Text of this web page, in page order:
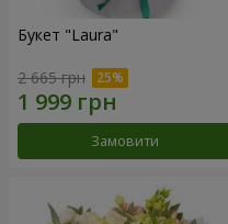
Букет "Laura"
2 665 грн
Замовити